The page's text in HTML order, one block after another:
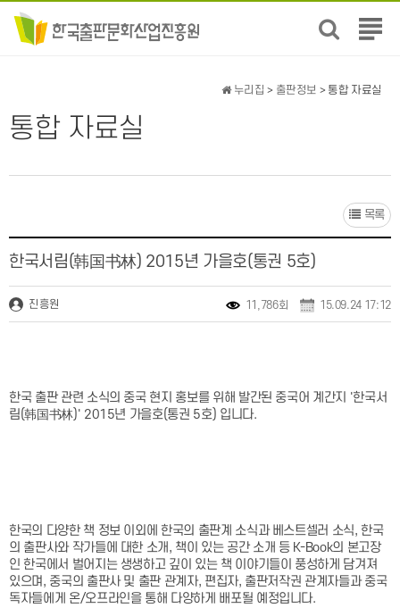
전
뉴
통합 자료실
누리집 > 출판정보 > 통합 자료실
목록
한국서림(韩国书林) 2015년 가을호(통권 5호)
진흥원 11,786회 15.09.24 17:12
한국 출판 관련 소식의 중국 현지 홍보를 위해 발간된 중국어 계간지 '한국서
림(韩国书林)' 2015년 가을호(통권 5호) 입니다.
한국의 다양한 책 정보 이외에 한국의 출판계 소식과 베스트셀러 소식, 한국
의 출판사와 작가들에 대한 소개, 책이 있는 공간 소개 등 K-Book의 본고장
인 한국에서 벌어지는 생생하고 깊이 있는 책 이야기들이 풍성하게 담겨져
있으며, 중국의 출판사 및 출판 관계자, 편집자, 출판저작권 관계자들과 중국
독자들에게 온/오프라인을 통해 다양하게 배포될 예정입니다.